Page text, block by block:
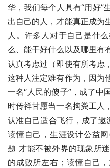
华，我们每个人具有“用好”
出自己的人，才能真正成为
人。许多人对于自己是什
么、能干好什么以及哪里有
认真考虑过（即使有所考虑
这种人注定难有作为，因为
一名“人民的傻子”，成了中
时传祥甘愿当一名掏粪工人
认准自己适合飞行，成了
读懂自己，生涯设计公益
题 才能不被外界的现象所
的成败所左右；读懂自己